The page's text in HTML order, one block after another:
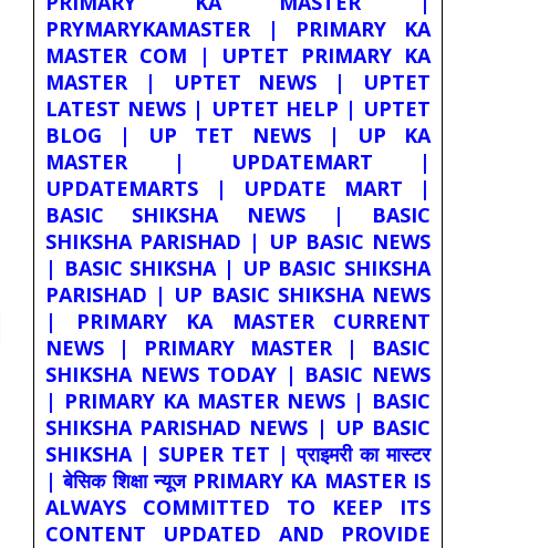
PRYMARYKAMASTER | PRIMARY KA
MASTER COM | UPTET PRIMARY KA
MASTER | UPTET NEWS | UPTET
LATEST NEWS | UPTET HELP | UPTET
BLOG | UP TET NEWS | UP KA
MASTER | UPDATEMART |
UPDATEMARTS | UPDATE MART |
BASIC SHIKSHA NEWS | BASIC
SHIKSHA PARISHAD | UP BASIC NEWS
| BASIC SHIKSHA | UP BASIC SHIKSHA
PARISHAD | UP BASIC SHIKSHA NEWS
| PRIMARY KA MASTER CURRENT
NEWS | PRIMARY MASTER | BASIC
SHIKSHA NEWS TODAY | BASIC NEWS
| PRIMARY KA MASTER NEWS | BASIC
SHIKSHA PARISHAD NEWS | UP BASIC
SHIKSHA | SUPER TET | प्राइमरी का मास्टर
| बेसिक शिक्षा न्यूज PRIMARY KA MASTER IS
ALWAYS COMMITTED TO KEEP ITS
CONTENT UPDATED AND PROVIDE